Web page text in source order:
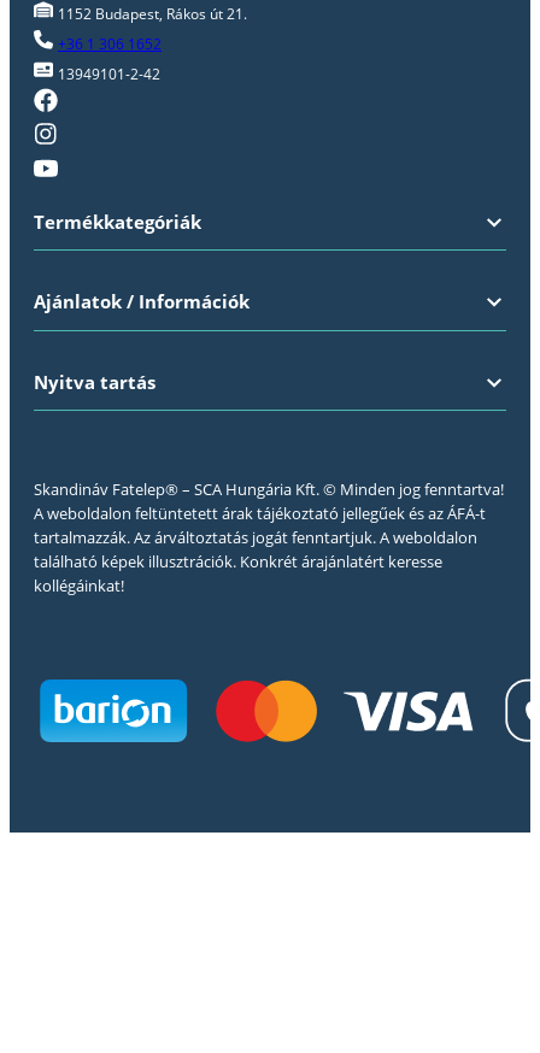
1152 Budapest, Rákos út 21.
+36 1 306 1652
13949101-2-42
Termékkategóriák
Ajánlatok / Információk
Nyitva tartás
Skandináv Fatelep® – SCA Hungária Kft. © Minden jog fenntartva!
A weboldalon feltüntetett árak tájékoztató jellegűek és az ÁFÁ-t
tartalmazzák. Az árváltoztatás jogát fenntartjuk. A weboldalon
található képek illusztrációk. Konkrét árajánlatért keresse
kollégáinkat!